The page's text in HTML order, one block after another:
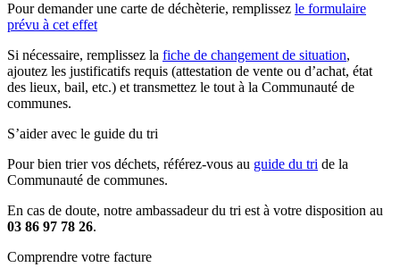
Pour demander une carte de déchèterie, remplissez le formulaire
prévu à cet effet
Si nécessaire, remplissez la fiche de changement de situation,
ajoutez les justificatifs requis (attestation de vente ou d’achat, état
des lieux, bail, etc.) et transmettez le tout à la Communauté de
communes.
S’aider avec le guide du tri
Pour bien trier vos déchets, référez-vous au guide du tri de la
Communauté de communes.
En cas de doute, notre ambassadeur du tri est à votre disposition au
03 86 97 78 26.
Comprendre votre facture